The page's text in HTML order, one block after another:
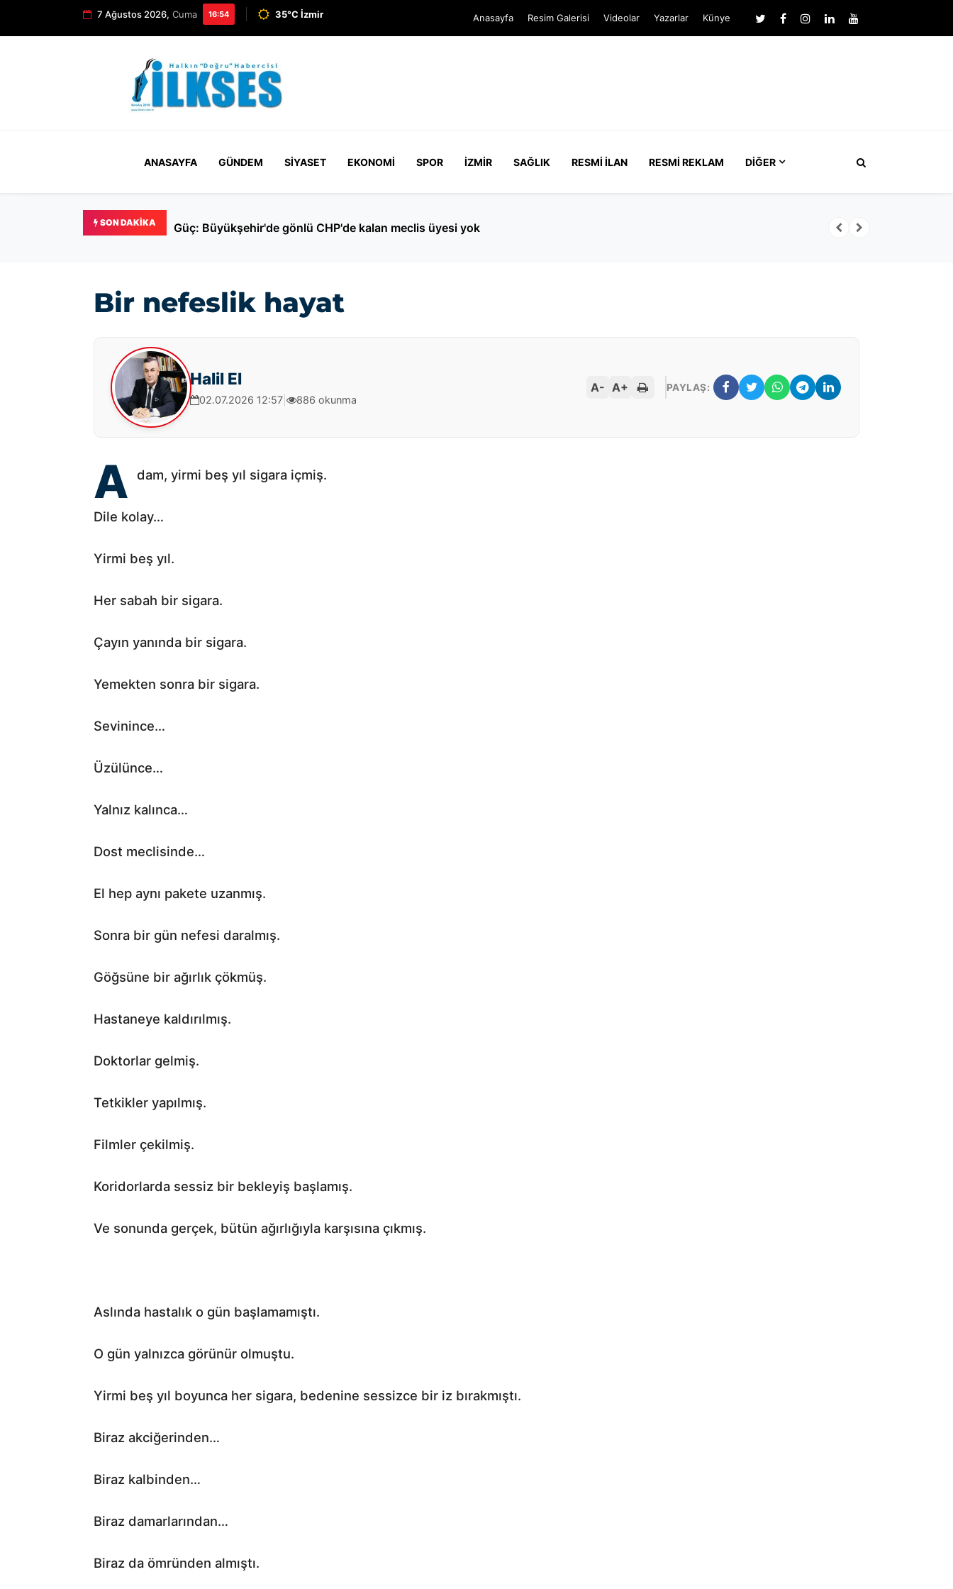
7 Ağustos 2026, Cuma 16:54 35°C İzmir Anasayfa Resim Galerisi Videolar Yazarlar Künye
ANASAYFA GÜNDEM SIYASET EKONOMI SPOR İZMIR SAĞLIK RESMI İLAN RESMI REKLAM DIĞER
SON DAKIKA Pazar günü YÖKDİL/2 adayları ter dökecek
Bir nefeslik hayat
Halil El
02.07.2026 12:57 886 okunma
A- A+ PAYLAŞ:
A dam, yirmi beş yıl sigara içmiş.
Dile kolay…
Yirmi beş yıl.
Her sabah bir sigara.
Çayın yanında bir sigara.
Yemekten sonra bir sigara.
Sevinince…
Üzülünce…
Yalnız kalınca…
Dost meclisinde…
El hep aynı pakete uzanmış.
Sonra bir gün nefesi daralmış.
Göğsüne bir ağırlık çökmüş.
Hastaneye kaldırılmış.
Doktorlar gelmiş.
Tetkikler yapılmış.
Filmler çekilmiş.
Koridorlarda sessiz bir bekleyiş başlamış.
Ve sonunda gerçek, bütün ağırlığıyla karşısına çıkmış.
Aslında hastalık o gün başlamamıştı.
O gün yalnızca görünür olmuştu.
Yirmi beş yıl boyunca her sigara, bedenine sessizce bir iz bırakmıştı.
Biraz akciğerinden…
Biraz kalbinden…
Biraz damarlarından…
Biraz da ömründen almıştı.